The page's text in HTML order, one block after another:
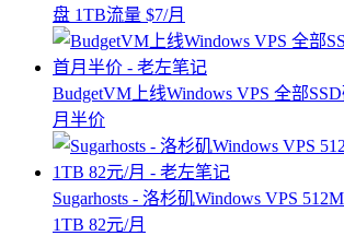
盘 1TB流量 $7/月
BudgetVM上线Windows VPS 全部
月半价
Sugarhosts - 洛杉矶Windows VPS
1TB 82元/月